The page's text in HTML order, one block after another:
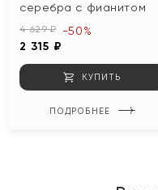
серебра с фианитом
4 629 ₽
2 315 ₽
-50%
КУПИТЬ
ПОДРОБНЕЕ